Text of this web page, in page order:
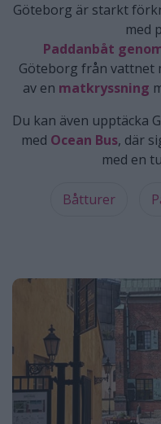
Göteborg är starkt
med
Paddanbåt
Göteborg från vattnet
av en matkryssning
Du kan även upptäcka
med Ocean Bus, där
med en
Båtturer